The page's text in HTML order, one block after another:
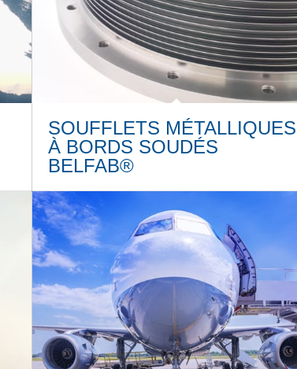
SOUFFLETS MÉTALLIQUES
À BORDS SOUDÉS
BELFAB®